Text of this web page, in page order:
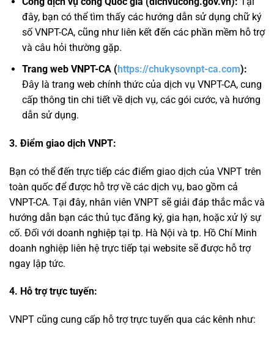
đây, bạn có thể tìm thấy các hướng dẫn sử dụng chữ ký
số VNPT-CA, cũng như liên kết đến các phần mềm hỗ trợ
và câu hỏi thường gặp.
Trang web VNPT-CA (https://chukysovnpt-ca.com):
Đây là trang web chính thức của dịch vụ VNPT-CA, cung
cấp thông tin chi tiết về dịch vụ, các gói cước, và hướng
dẫn sử dụng.
3. Điểm giao dịch VNPT:
Bạn có thể đến trực tiếp các điểm giao dịch của VNPT trên
toàn quốc để được hỗ trợ về các dịch vụ, bao gồm cả
VNPT-CA. Tại đây, nhân viên VNPT sẽ giải đáp thắc mắc và
hướng dẫn bạn các thủ tục đăng ký, gia hạn, hoặc xử lý sự
cố. Đối với doanh nghiệp tại tp. Hà Nội và tp. Hồ Chí Minh
doanh nghiệp liên hệ trực tiếp tại website sẽ được hỗ trợ
ngay lập tức.
4. Hỗ trợ trực tuyến:
VNPT cũng cung cấp hỗ trợ trực tuyến qua các kênh như: